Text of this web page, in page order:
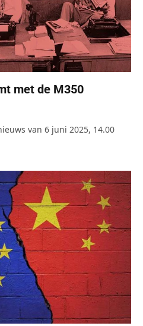
met de M350
van 6 juni 2025, 14.00